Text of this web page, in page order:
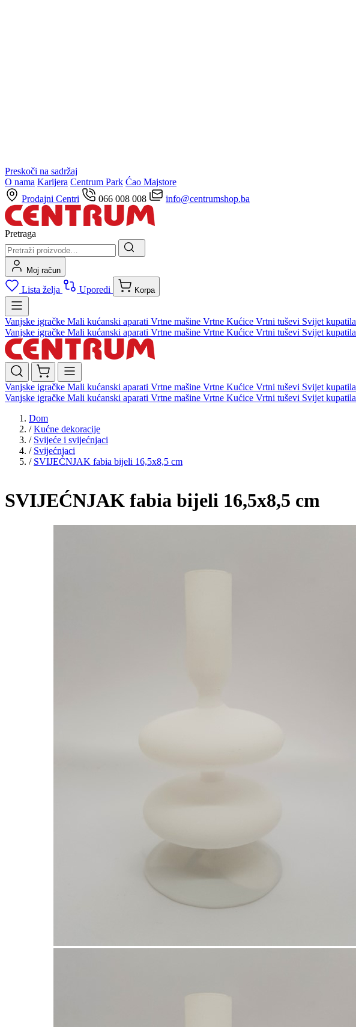
Preskoči na sadržaj
O nama Karijera Centrum Park Ćao Majstore
Prodajni Centri
066 008 008 info@centrumshop.ba
Pretraga
Moj račun
Lista želja Uporedi Korpa
Vanjske igračke Mali kućanski aparati Vrtne mašine Vrtne Kućice Vrtni tuševi Svijet kupatila
Vanjske igračke Mali kućanski aparati Vrtne mašine Vrtne Kućice Vrtni tuševi Svijet kupatila
Vanjske igračke Mali kućanski aparati Vrtne mašine Vrtne Kućice Vrtni tuševi Svijet kupatila
Vanjske igračke Mali kućanski aparati Vrtne mašine Vrtne Kućice Vrtni tuševi Svijet kupatila
Dom
/ Kućne dekoracije
/ Svijeće i svijećnjaci
/ Svijećnjaci
/ SVIJEĆNJAK fabia bijeli 16,5x8,5 cm
SVIJEĆNJAK fabia bijeli 16,5x8,5 cm